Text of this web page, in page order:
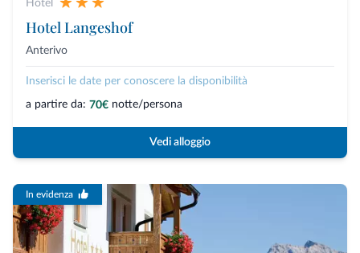
Hotel
Hotel Langeshof
Anterivo
Inserisci le date per conoscere la disponibilità
a partire da: 70€ notte/persona
Vedi alloggio
In evidenza